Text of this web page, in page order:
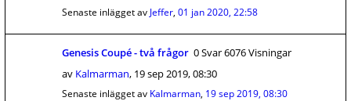
Senaste inlägget av Jeffer, 01 jan 2020, 22:58
Genesis Coupé - två frågor 0 Svar 6076 Visningar
av Kalmarman, 19 sep 2019, 08:30
Senaste inlägget av Kalmarman, 19 sep 2019, 08:30